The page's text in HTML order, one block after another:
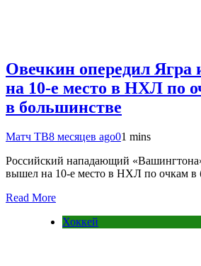
Овечкин опередил
на 10‑е место в НХЛ по
в большинстве
Матч ТВ8 месяцев ago01 mins
Российский нападающий
вышел на 10‑е место в НХЛ по очкам в
Read More
Хоккей